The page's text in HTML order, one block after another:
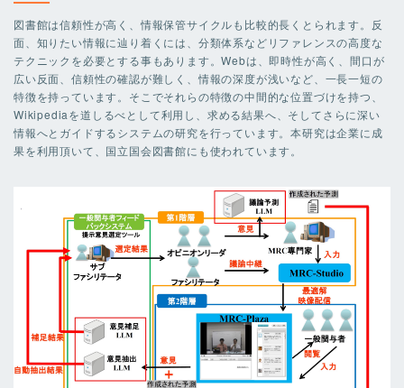
図書館は信頼性が高く、情報保管サイクルも比較的長くとられます。反
面、知りたい情報に辿り着くには、分類体系などリファレンスの高度な
テクニックを必要とする事もあります。Webは、即時性が高く、間口が
広い反面、信頼性の確認が難しく、情報の深度が浅いなど、一長一短の
特徴を持っています。そこでそれらの特徴の中間的な位置づけを持つ、
Wikipediaを道しるべとして利用し、求める結果へ、そしてさらに深い
情報へとガイドするシステムの研究を行っています。本研究は企業に成
果を利用頂いて、国立国会図書館にも使われています。